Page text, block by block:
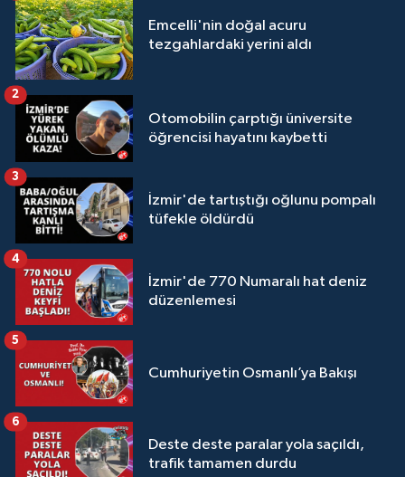
Emcelli'nin doğal acuru
tezgahlardaki yerini aldı
Otomobilin çarptığı üniversite
öğrencisi hayatını kaybetti
2
İzmir'de tartıştığı oğlunu pompalı
tüfekle öldürdü
3
İzmir'de 770 Numaralı hat deniz
düzenlemesi
4
Cumhuriyetin Osmanlı’ya Bakışı
5
Deste deste paralar yola saçıldı,
trafik tamamen durdu
6